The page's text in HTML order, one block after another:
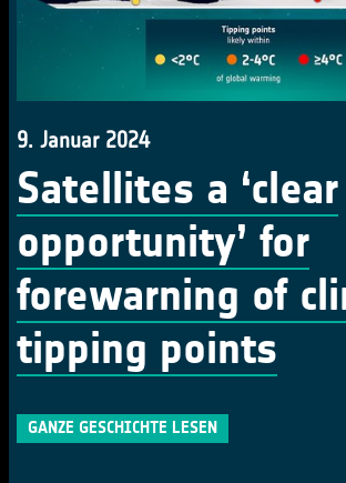
9. Januar 2024
Satellites a ‘clear
opportunity’ for
forewarning of
tipping points
GANZE GESCHICHTE LESEN